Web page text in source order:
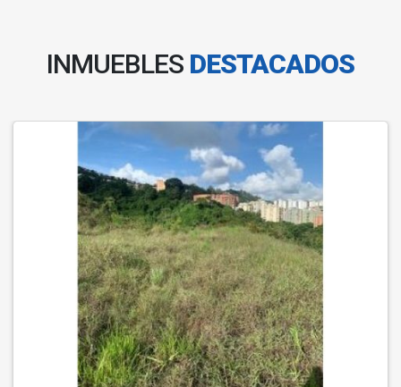
INMUEBLES DESTACADOS